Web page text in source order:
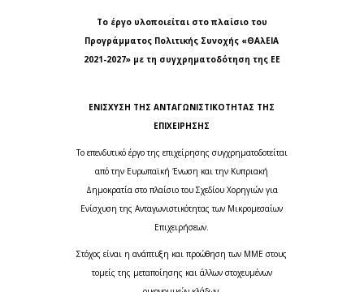
Το έργο υλοποιείται στο πλαίσιο του
Προγράμματος Πολιτικής Συνοχής «ΘΑλΕΙΑ
2021-2027» με τη συγχρηματοδότηση της ΕΕ
ΕΝΙΣΧΥΣΗ ΤΗΣ ΑΝΤΑΓΩΝΙΣΤΙΚΟΤΗΤΑΣ ΤΗΣ
ΕΠΙΧΕΙΡΗΣΗΣ
Το επενδυτικό έργο της επιχείρησης συγχρηματοδοτείται
από την Ευρωπαϊκή Ένωση και την Κυπριακή
Δημοκρατία στο πλαίσιο του Σχεδίου Χορηγιών για
Ενίσχυση της Ανταγωνιστικότητας των Μικρομεσαίων
Επιχειρήσεων.
Στόχος είναι η ανάπτυξη και προώθηση των ΜΜΕ στους
τομείς της μεταποίησης και άλλων στοχευμένων